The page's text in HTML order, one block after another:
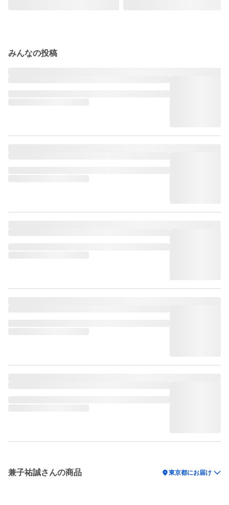
みんなの投稿
兼子祐誠さんの商品 location_on東京都にお届け